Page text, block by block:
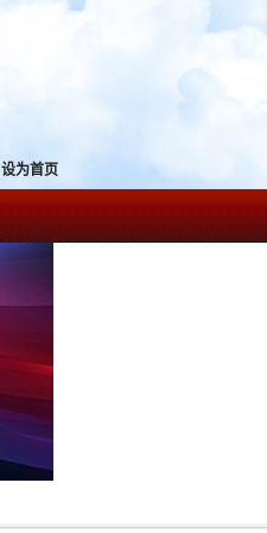
设为首页